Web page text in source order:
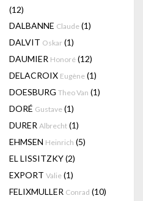
(12)
DALBANNE Claude (1)
DALVIT Oskar (1)
DAUMIER Honoré (12)
DELACROIX Eugène (1)
DOESBURG Theo Van (1)
DORÉ Gustave (1)
DURER Albrecht (1)
EHMSEN Heinrich (5)
EL LISSITZKY(2)
EXPORT Valie (1)
FELIXMULLER Conrad (10)